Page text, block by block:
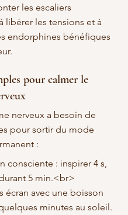
les escaliers
libérer les tensions et à
endorphines bénéfiques
pour calmer le
nerveux a besoin de
pour sortir du mode
:
consciente : inspirer 4 s,
5 min.<br>
écran avec une boisson
minutes au soleil.